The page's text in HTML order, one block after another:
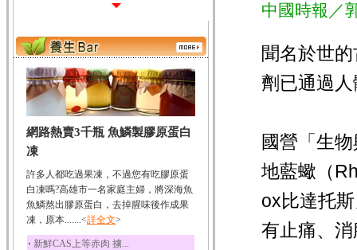
網路熱賣3千瓶 魚鱗製膠原蛋白
凍
許多人都吃過果凍，不過您有吃膠原蛋
白凍嗎?高雄市一名家庭主婦，將深海魚
魚鱗熬出膠原蛋白，去掉腥味後作成果
凍，原本.......<詳全文>
‧ 新鮮CAS上等赤肉 擄...
中國時報／
聞名於世
劑已通過
國營「生
地藍蠍（
ox比達托
有止痛、